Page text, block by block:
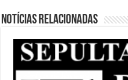
Notícias relacionadas